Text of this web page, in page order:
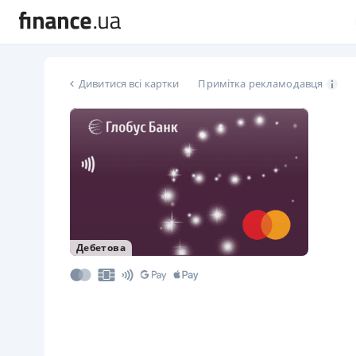
Дивитися всі картки Примітка рекламодавця
Дебетова